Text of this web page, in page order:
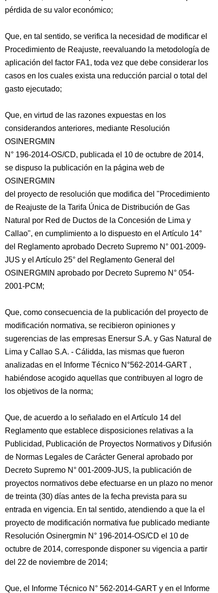
pérdida de su valor económico;
Que, en tal sentido, se verifica la necesidad de modificar el
Procedimiento de Reajuste, reevaluando la metodología de
aplicación del factor FA1, toda vez que debe considerar los
casos en los cuales exista una reducción parcial o total del
gasto ejecutado;
Que, en virtud de las razones expuestas en los
considerandos anteriores, mediante Resolución
OSINERGMIN
N° 196-2014-OS/CD, publicada el 10 de octubre de 2014,
se dispuso la publicación en la página web de
OSINERGMIN
del proyecto de resolución que modifica del "Procedimiento
de Reajuste de la Tarifa Única de Distribución de Gas
Natural por Red de Ductos de la Concesión de Lima y
Callao", en cumplimiento a lo dispuesto en el Artículo 14°
del Reglamento aprobado Decreto Supremo N° 001-2009-
JUS y el Artículo 25° del Reglamento General del
OSINERGMIN aprobado por Decreto Supremo N° 054-
2001-PCM;
Que, como consecuencia de la publicación del proyecto de
modificación normativa, se recibieron opiniones y
sugerencias de las empresas Enersur S.A. y Gas Natural de
Lima y Callao S.A. - Cálidda, las mismas que fueron
analizadas en el Informe Técnico N°562-2014-GART ,
habiéndose acogido aquellas que contribuyen al logro de
los objetivos de la norma;
Que, de acuerdo a lo señalado en el Artículo 14 del
Reglamento que establece disposiciones relativas a la
Publicidad, Publicación de Proyectos Normativos y Difusión
de Normas Legales de Carácter General aprobado por
Decreto Supremo N° 001-2009-JUS, la publicación de
proyectos normativos debe efectuarse en un plazo no menor
de treinta (30) días antes de la fecha prevista para su
entrada en vigencia. En tal sentido, atendiendo a que la el
proyecto de modificación normativa fue publicado mediante
Resolución Osinergmin N° 196-2014-OS/CD el 10 de
octubre de 2014, corresponde disponer su vigencia a partir
del 22 de noviembre de 2014;
Que, el Informe Técnico N° 562-2014-GART y en el Informe